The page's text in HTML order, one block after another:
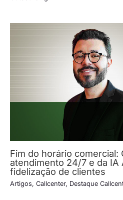
Fim do horário comercial:
atendimento 24/7 e da IA
fidelização de clientes
Artigos, Callcenter, Destaque